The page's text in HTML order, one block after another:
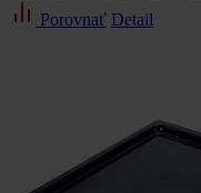
Porovnať Detail